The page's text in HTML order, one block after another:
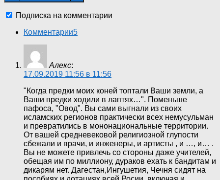
Подписка на комментарии
Комментарии5
Алекс:
17.09.2019 11:56 в 11:56
"Когда предки моих коней топтали Ваши земли, а
Ваши предки ходили в лаптях…". Поменьше
пафоса, "Овод". Вы сами выгнали из своих
исламских регионов практически всех немусульман
и превратились в мононациональные территории.
От вашей средневековой религиозной глупости
сбежали и врачи, и инженеры, и артисты , и …, и… .
Вы не можете привлечь со стороны даже учителей,
обещая им по миллиону, дураков ехать к бандитам и
дикарям нет. Дагестан,Ингушетия, Чечня сидят на